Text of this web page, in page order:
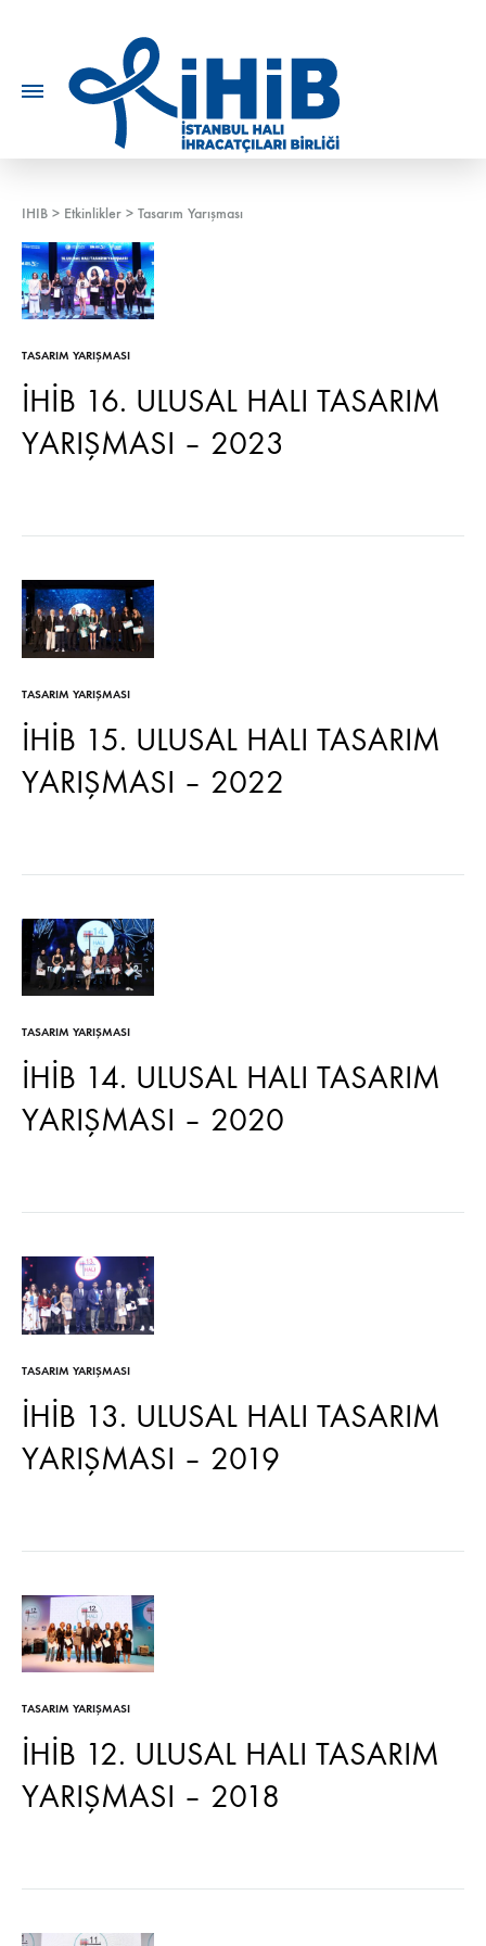
IHIB > Etkinlikler > Tasarım Yarışması
TASARIM YARIŞMASI
İHİB 16. ULUSAL HALI TASARIM
YARIŞMASI – 2023
TASARIM YARIŞMASI
İHİB 15. ULUSAL HALI TASARIM
YARIŞMASI – 2022
TASARIM YARIŞMASI
İHİB 14. ULUSAL HALI TASARIM
YARIŞMASI – 2020
TASARIM YARIŞMASI
İHİB 13. ULUSAL HALI TASARIM
YARIŞMASI – 2019
TASARIM YARIŞMASI
İHİB 12. ULUSAL HALI TASARIM
YARIŞMASI – 2018